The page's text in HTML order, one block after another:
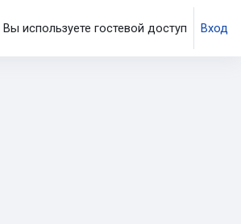
Вы используете гостевой доступ Вход